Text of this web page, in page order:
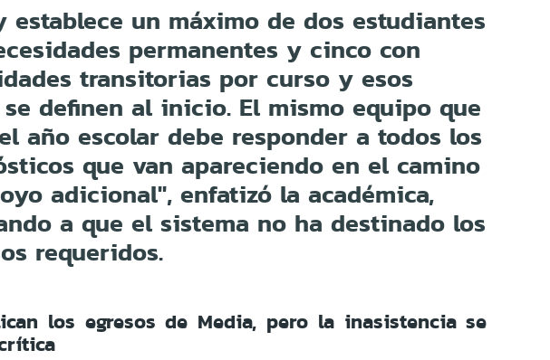
establece un máximo de dos estudiantes
permanentes y cinco con
transitorias por curso y esos
definen al inicio. El mismo equipo que
año escolar debe responder a todos los
que van apareciendo en el camino
adicional", enfatizó la académica,
a que el sistema no ha destinado los
requeridos.
los egresos de Media, pero la inasistencia se